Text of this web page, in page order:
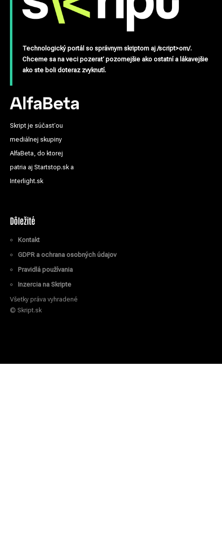
Technologický portál so správnym skriptom aj /script>om/.
Chceme sa na veci pozerať pozornejšie ako ostatní a lákavejšie
ako ste boli doteraz zvyknutí.
Skript je súčasťou
mediálnej skupiny
AlfaBeta, do ktorej
patria aj Startstop.sk a
Interlight.sk
Dôležité
Kontakt
GDPR a ochrana osobných údajov
Pravidlá používania
Inzercia na Skripte
Všetky práva vyhradené
© Skript.sk